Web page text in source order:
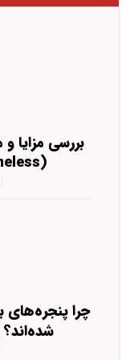
بررسی مزایا
(Frameless) | راهنمای کامل
چرا
شده‌اند؟